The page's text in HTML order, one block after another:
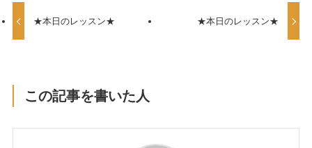
★本日のレッスン★ ★本日のレッスン★
この記事を書いた人